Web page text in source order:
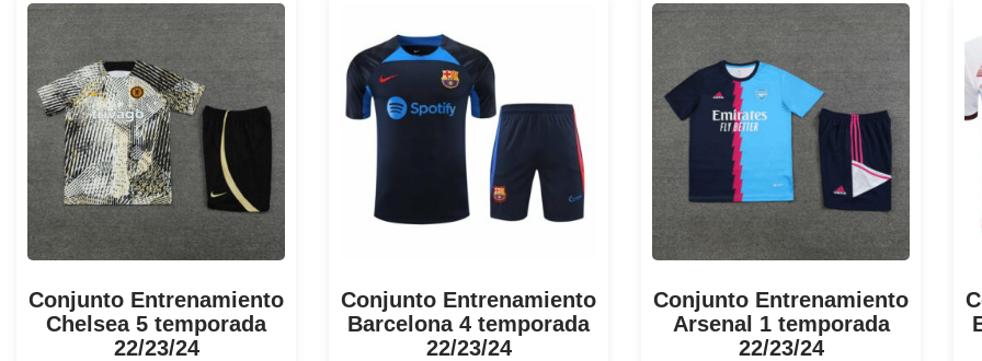
Conjunto Entrenamiento
Chelsea 5 temporada
22/23/24
Conjunto Entrenamiento
Barcelona 4 temporada
22/23/24
Conjunto Entrenamiento
Arsenal 1 temporada
22/23/24